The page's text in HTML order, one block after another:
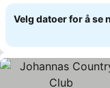
Velg datoer for å se